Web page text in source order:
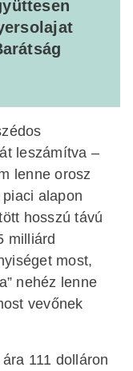
leszámítva –
lenne orosz
alapon
hosszú távú
milliárd
most,
nehéz lenne
vevőnek
111 dolláron